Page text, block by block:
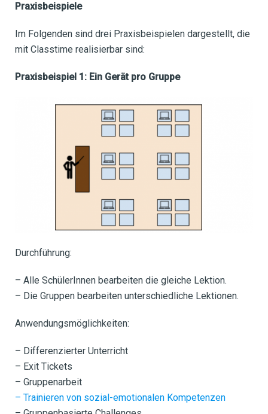
Praxisbeispiele
Im Folgenden sind drei Praxisbeispielen dargestellt, die
mit Classtime realisierbar sind:
Praxisbeispiel 1: Ein Gerät pro Gruppe
Durchführung:
– Alle SchülerInnen bearbeiten die gleiche Lektion.
– Die Gruppen bearbeiten unterschiedliche Lektionen.
Anwendungsmöglichkeiten:
– Differenzierter Unterricht
– Exit Tickets
– Gruppenarbeit
– Trainieren von sozial-emotionalen Kompetenzen